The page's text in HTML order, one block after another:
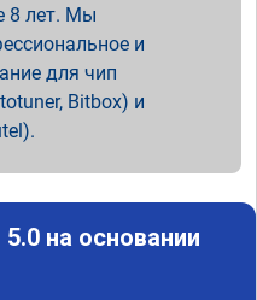
8 лет. Мы
и
для чип
Bitbox) и
на основании